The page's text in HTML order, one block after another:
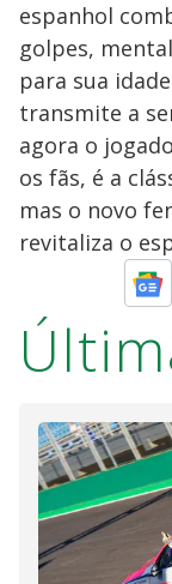
espanhol
golpes,
para sua
transmite a
agora o
os fãs, é a
mas o novo
revitaliza o